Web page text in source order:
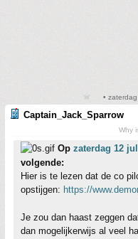
•
Captain_Jack_Sparrow
Why
Op zaterdag 12
volgende:
Hier is te lezen dat de co
opstijgen: https://
Je zou dan haast zeggen
dan mogelijkerwijs al veel